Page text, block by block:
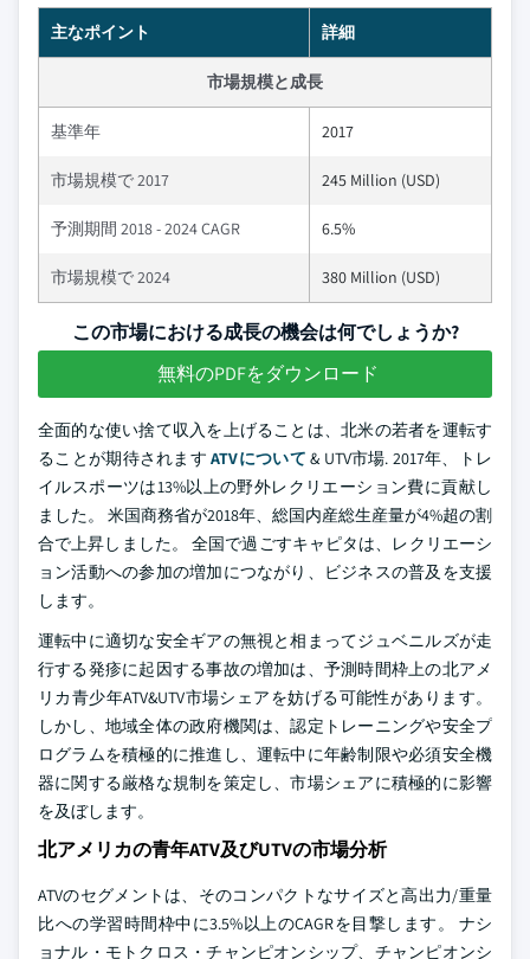
主なポイント 詳細
市場規模と成長
基準年 2017
市場規模で 2017 245 Million (USD)
予測期間 2018 - 2024 CAGR 6.5%
市場規模で 2024 380 Million (USD)
この市場における成長の機会は何でしょうか?
無料のPDFをダウンロード
全面的な使い捨て収入を上げることは、北米の若者を運転す
ることが期待されますATVについて & UTV市場. 2017年、トレ
イルスポーツは13%以上の野外レクリエーション費に貢献し
ました。 米国商務省が2018年、総国内産総生産量が4%超の割
合で上昇しました。 全国で過ごすキャピタは、レクリエーシ
ョン活動への参加の増加につながり、ビジネスの普及を支援
します。
運転中に適切な安全ギアの無視と相まってジュベニルズが走
行する発疹に起因する事故の増加は、予測時間枠上の北アメ
リカ青少年ATV&UTV市場シェアを妨げる可能性があります。
しかし、地域全体の政府機関は、認定トレーニングや安全プ
ログラムを積極的に推進し、運転中に年齢制限や必須安全機
器に関する厳格な規制を策定し、市場シェアに積極的に影響
を及ぼします。
北アメリカの青年ATV及びUTVの市場分析
ATVのセグメントは、そのコンパクトなサイズと高出力/重量
比への学習時間枠中に3.5%以上のCAGRを目撃します。 ナシ
ョナル・モトクロス・チャンピオンシップ、チャンピオンシ